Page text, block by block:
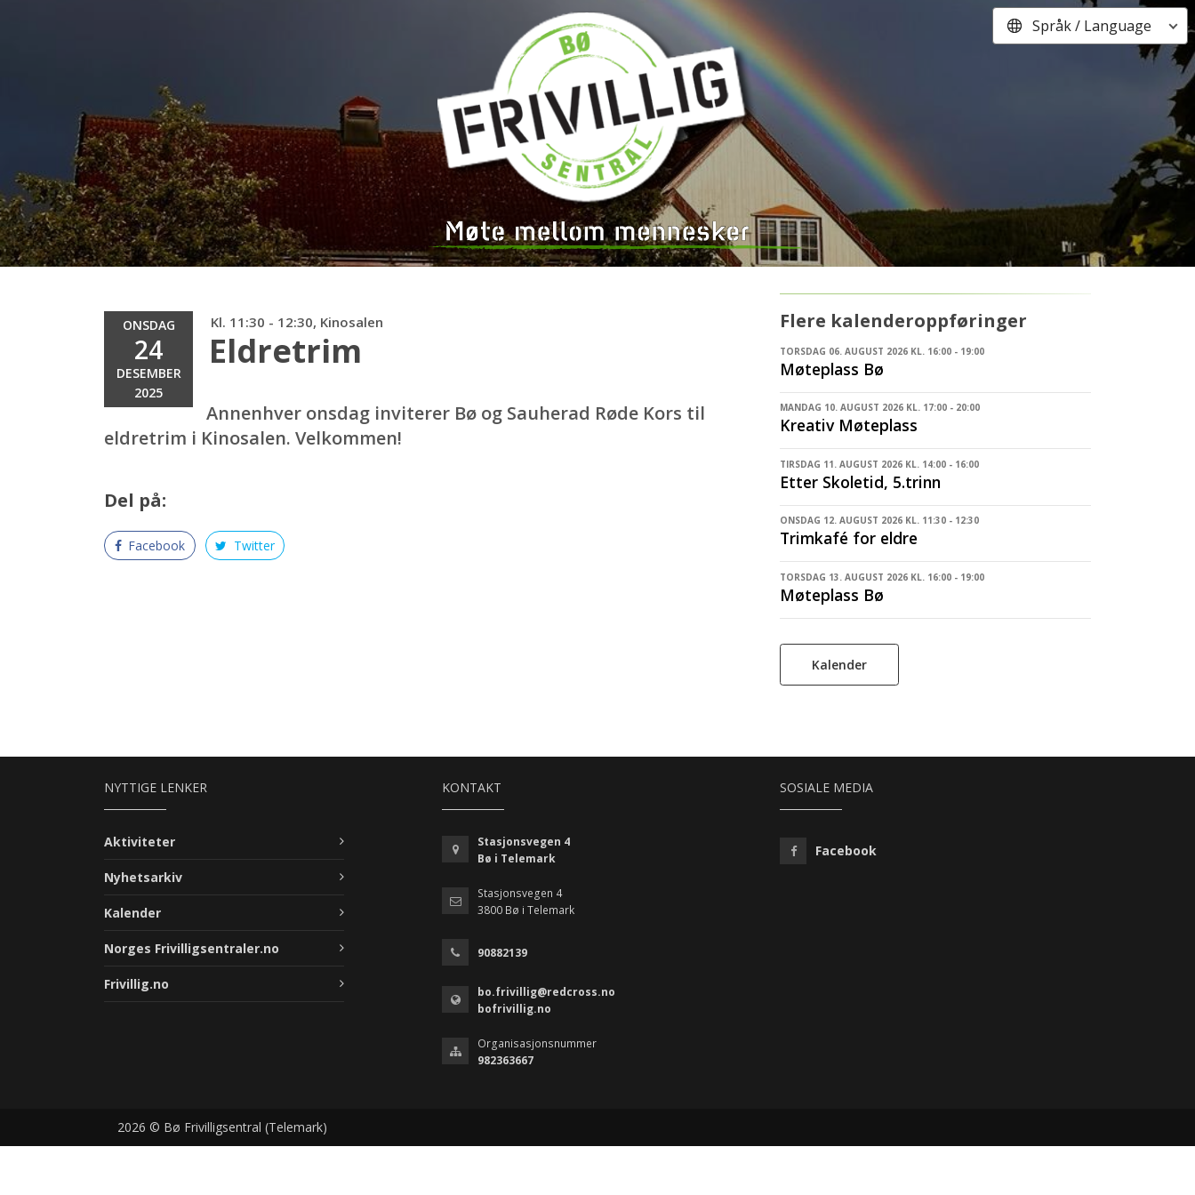
Språk / Language
ONSDAG
24
DESEMBER
2025
Kl. 11:30 - 12:30, Kinosalen
Eldretrim
Annenhver onsdag inviterer Bø og Sauherad Røde Kors til
eldretrim i Kinosalen. Velkommen!
Del på:
Facebook Twitter
Flere kalenderoppføringer
TORSDAG 06. AUGUST 2026 KL. 16:00 - 19:00
Møteplass Bø
MANDAG 10. AUGUST 2026 KL. 17:00 - 20:00
Kreativ Møteplass
TIRSDAG 11. AUGUST 2026 KL. 14:00 - 16:00
Etter Skoletid, 5.trinn
ONSDAG 12. AUGUST 2026 KL. 11:30 - 12:30
Trimkafé for eldre
TORSDAG 13. AUGUST 2026 KL. 16:00 - 19:00
Møteplass Bø
Kalender
NYTTIGE LENKER
Aktiviteter
Nyhetsarkiv
Kalender
Norges Frivilligsentraler.no
Frivillig.no
KONTAKT
Stasjonsvegen 4
Bø i Telemark
Stasjonsvegen 4
3800 Bø i Telemark
90882139
bo.frivillig@redcross.no
bofrivillig.no
Organisasjonsnummer
982363667
SOSIALE MEDIA
Facebook
2026 © Bø Frivilligsentral (Telemark)